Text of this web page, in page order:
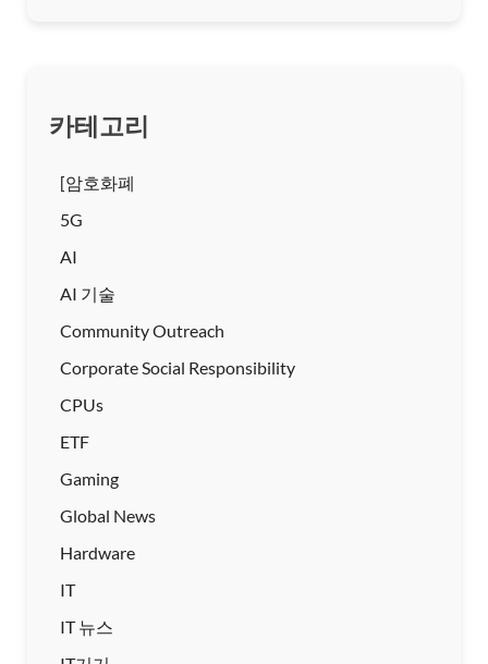
카테고리
[암호화폐
5G
AI
AI 기술
Community Outreach
Corporate Social Responsibility
CPUs
ETF
Gaming
Global News
Hardware
IT
IT 뉴스